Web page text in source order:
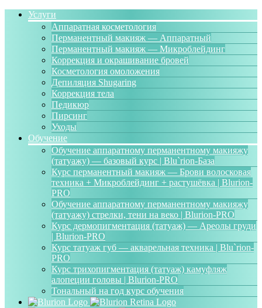
Услуги
Аппаратная косметология
Перманентный макияж — Аппаратный
Перманентный макияж — Микроблейдинг
Коррекция и окрашивание бровей
Косметология омоложения
Депиляция Shugaring
Коррекция тела
Педикюр
Пирсинг
Уходы
Обучение
Обучение аппаратному перманентному макияжу
(татуажу) — базовый курс | Blu`rion-База
Курс перманентный макияж — Брови волосковая
техника + Микроблейдинг + растушёвка | Blurion-
PRO
Обучение аппаратному перманентному макияжу
(татуажу) стрелки, тени на веко | Blurion-PRO
Курс дермопигментация (татуаж) — Ареолы груди
| Blurion-PRO
Курс татуаж губ — акварельная техника | Blu`rion-
PRO
Курс трихопигментация (татуаж) камуфляж
алопеции головы | Blurion-PRO
Тональный на год курс обучения